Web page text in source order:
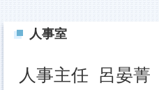
人事室
人事主任 呂晏菁